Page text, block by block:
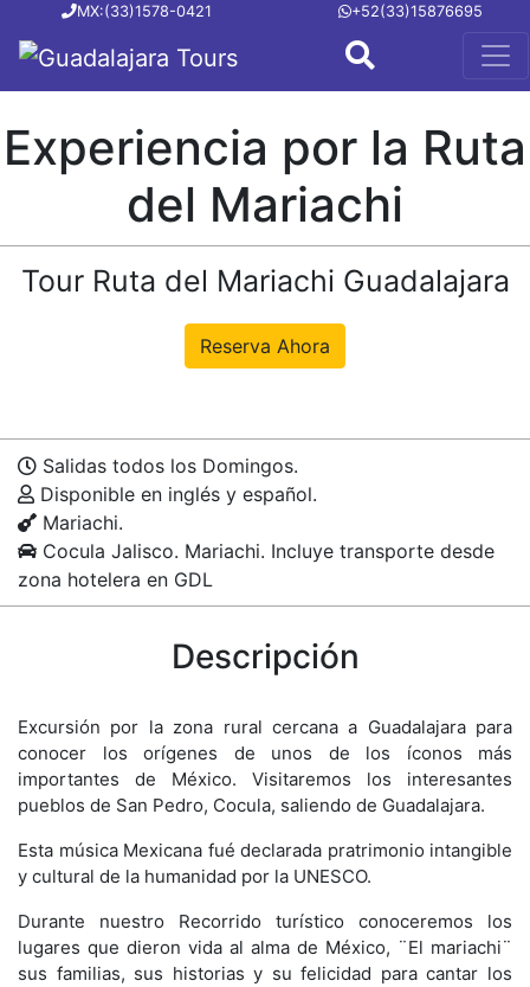
MX:(33)1578-0421 +52(33)15876695
Experiencia por la Ruta
del Mariachi
Tour Ruta del Mariachi Guadalajara
Salidas todos los Domingos.
Disponible en inglés y español.
Mariachi.
Cocula Jalisco. Mariachi. Incluye transporte desde
zona hotelera en GDL
Descripción
Excursión por la zona rural cercana a Guadalajara para
conocer los orígenes de unos de los íconos más
importantes de México. Visitaremos los interesantes
pueblos de San Pedro, Cocula, saliendo de Guadalajara.
Esta música Mexicana fué declarada pratrimonio intangible
y cultural de la humanidad por la UNESCO.
Durante nuestro Recorrido turístico conoceremos los
lugares que dieron vida al alma de México, ¨El mariachi¨
sus familias, sus historias y su felicidad para cantar los